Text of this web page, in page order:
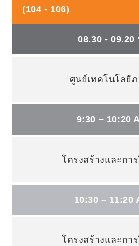
(104 - 106)
08.30 - 09.20
ศูนย์เทคโนโลยี
9:30 – 10:20
โครงสร้างและกา
10:30 – 11:20
โครงสร้างและกา